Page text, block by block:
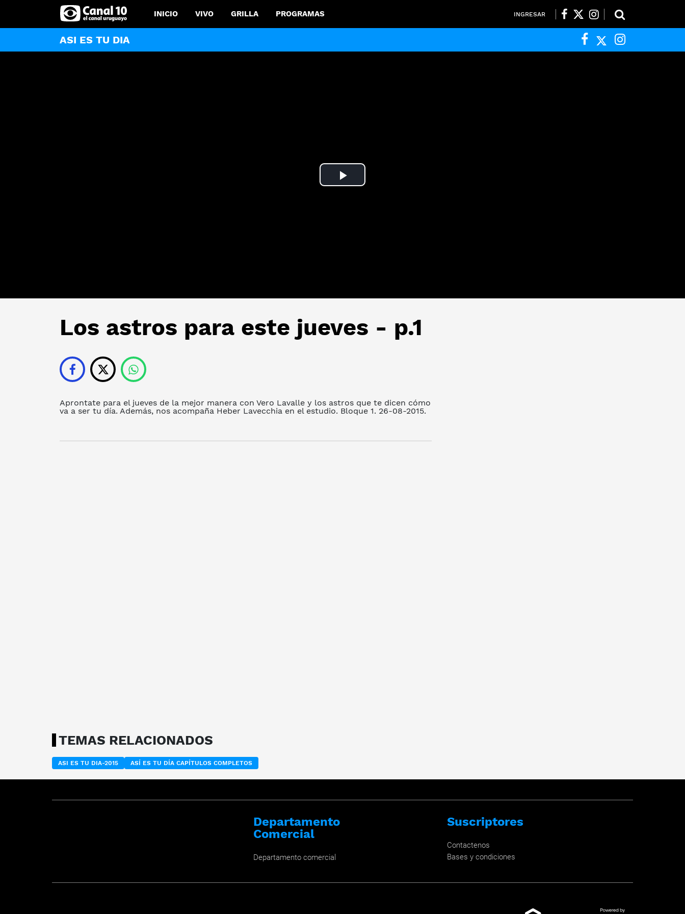
INICIO VIVO GRILLA PROGRAMAS INGRESAR
ASI ES TU DIA
Play
Los astros para este jueves - p.1
Aprontate para el jueves de la mejor manera con Vero Lavalle y los astros que te dicen cómo
va a ser tu día. Además, nos acompaña Heber Lavecchia en el estudio. Bloque 1. 26-08-2015.
TEMAS RELACIONADOS
ASI ES TU DIA-2015 ASÍ ES TU DÍA CAPÍTULOS COMPLETOS
Departamento
Comercial
Departamento comercial
Suscriptores
Contactenos
Bases y condiciones